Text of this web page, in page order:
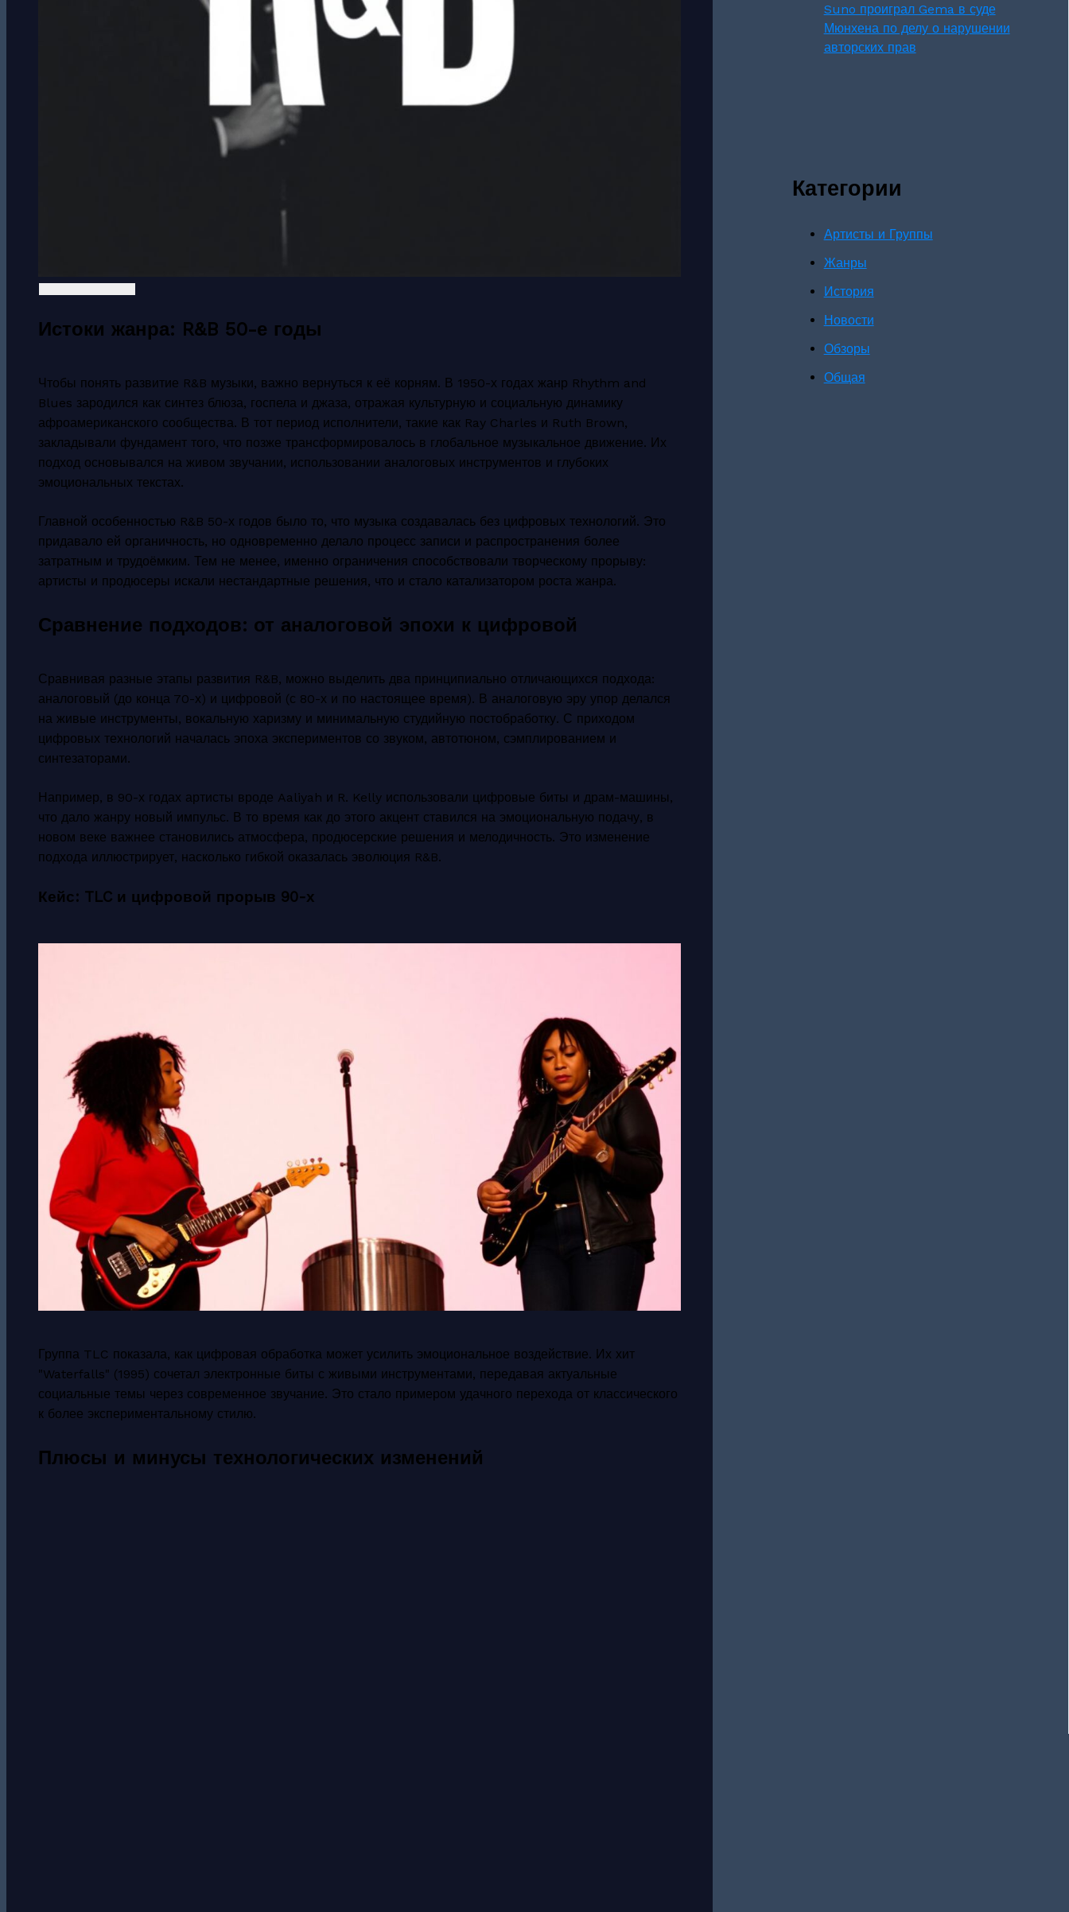
Истоки жанра: R&B 50-е годы
Чтобы понять развитие R&B музыки, важно вернуться к её корням. В 1950-х годах жанр Rhythm and
Blues зародился как синтез блюза, госпела и джаза, отражая культурную и социальную динамику
афроамериканского сообщества. В тот период исполнители, такие как Ray Charles и Ruth Brown,
закладывали фундамент того, что позже трансформировалось в глобальное музыкальное движение. Их
подход основывался на живом звучании, использовании аналоговых инструментов и глубоких
эмоциональных текстах.
Главной особенностью R&B 50-х годов было то, что музыка создавалась без цифровых технологий. Это
придавало ей органичность, но одновременно делало процесс записи и распространения более
затратным и трудоёмким. Тем не менее, именно ограничения способствовали творческому прорыву:
артисты и продюсеры искали нестандартные решения, что и стало катализатором роста жанра.
Сравнение подходов: от аналоговой эпохи к цифровой
Сравнивая разные этапы развития R&B, можно выделить два принципиально отличающихся подхода:
аналоговый (до конца 70-х) и цифровой (с 80-х и по настоящее время). В аналоговую эру упор делался
на живые инструменты, вокальную харизму и минимальную студийную постобработку. С приходом
цифровых технологий началась эпоха экспериментов со звуком, автотюном, сэмплированием и
синтезаторами.
Например, в 90-х годах артисты вроде Aaliyah и R. Kelly использовали цифровые биты и драм-машины,
что дало жанру новый импульс. В то время как до этого акцент ставился на эмоциональную подачу, в
новом веке важнее становились атмосфера, продюсерские решения и мелодичность. Это изменение
подхода иллюстрирует, насколько гибкой оказалась эволюция R&B.
Кейс: TLC и цифровой прорыв 90-х
Группа TLC показала, как цифровая обработка может усилить эмоциональное воздействие. Их хит
"Waterfalls" (1995) сочетал электронные биты с живыми инструментами, передавая актуальные
социальные темы через современное звучание. Это стало примером удачного перехода от классического
к более экспериментальному стилю.
Плюсы и минусы технологических изменений
Suno проиграл Gema в суде
Мюнхена по делу о нарушении
авторских прав
Категории
Артисты и Группы
Жанры
История
Новости
Обзоры
Общая